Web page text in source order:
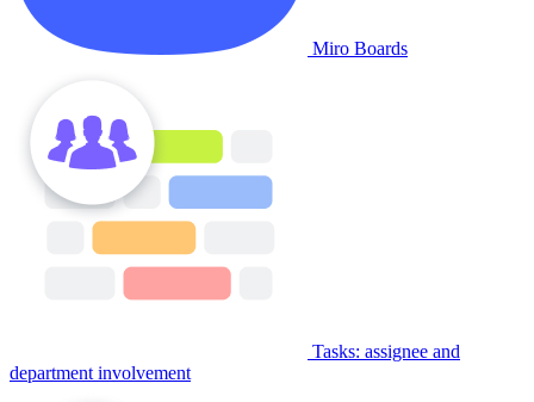
Miro Boards
Tasks: assignee and
department involvement